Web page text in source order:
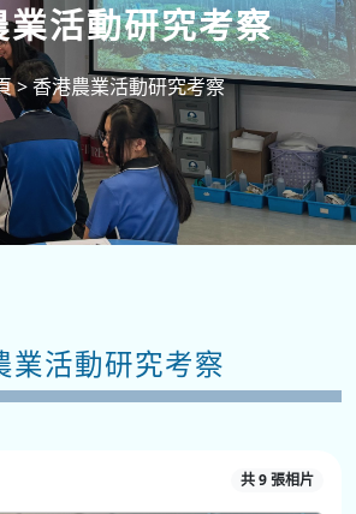
業活動研究考察
>香港農業活動研究考察
業活動研究考察
共 9 張相片